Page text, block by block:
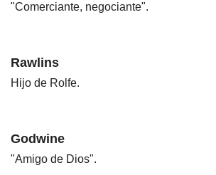
"Comerciante, negociante".
Rawlins
Hijo de Rolfe.
Godwine
"Amigo de Dios".